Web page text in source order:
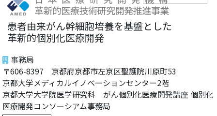
患者由来がん幹細胞培養を基盤とした
革新的個別化医療開発
事務局
〒606-8397 京都府京都市左京区聖護院川原町53
京都大学メディカルイノベーションセンター2階
京都大学大学院医学研究科 がん個別化医療開発講座 個別化
医療開発コンソーシアム事務局